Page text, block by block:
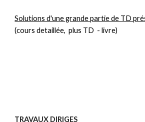
Solutions d'une grande partie de TD
(cours detaillée, plus TD - livre)
TRAVAUX DIRIGES